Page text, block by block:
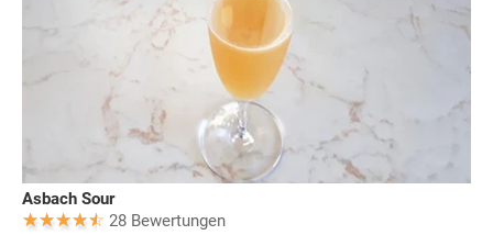
Asbach Sour
28 Bewertungen